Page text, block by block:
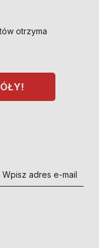
otrzyma
adres e-mail